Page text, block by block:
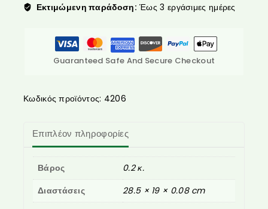
Εκτιμώμενη παράδοση: Έως 3 εργάσιμες ημέρες
Guaranteed Safe And Secure Checkout
Κωδικός προϊόντος: 4206
Επιπλέον πληροφορίες
Βάρος
0.2 κ.
Διαστάσεις
28.5 × 19 × 0.08 cm